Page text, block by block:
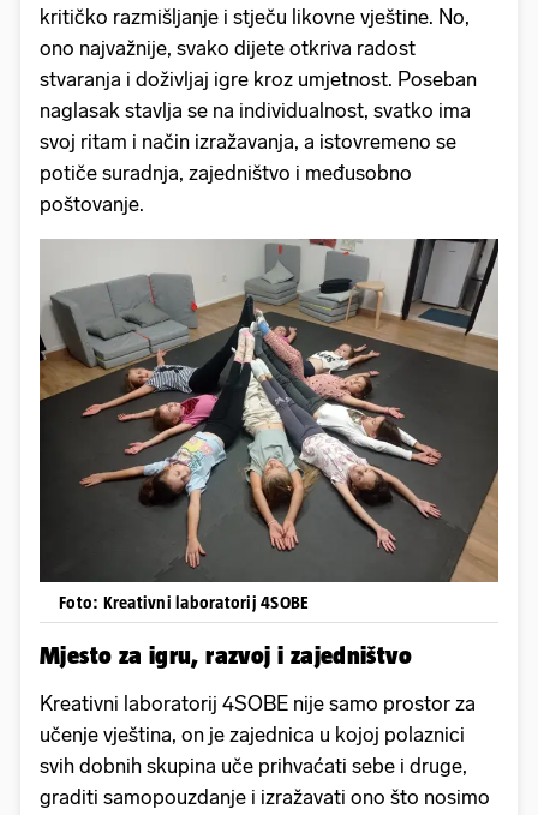
kritičko razmišljanje i stječu likovne vještine. No,
ono najvažnije, svako dijete otkriva radost
stvaranja i doživljaj igre kroz umjetnost. Poseban
naglasak stavlja se na individualnost, svatko ima
svoj ritam i način izražavanja, a istovremeno se
potiče suradnja, zajedništvo i međusobno
poštovanje.
Foto: Kreativni laboratorij 4SOBE
Mjesto za igru, razvoj i zajedništvo
Kreativni laboratorij 4SOBE nije samo prostor za
učenje vještina, on je zajednica u kojoj polaznici
svih dobnih skupina uče prihvaćati sebe i druge,
graditi samopouzdanje i izražavati ono što nosimo